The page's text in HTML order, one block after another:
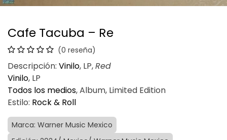
Cafe Tacuba – Re
(0 reseña)
Descripción: Vinilo, LP,Red
Vinilo, LP
Todos los medios, Album, Limited Edition
Estilo: Rock & Roll
Marca: Warner Music Mexico